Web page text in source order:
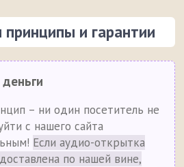
принципы и гарантии
– ни один посетитель не
с нашего сайта
Если аудио-открытка
по нашей вине,